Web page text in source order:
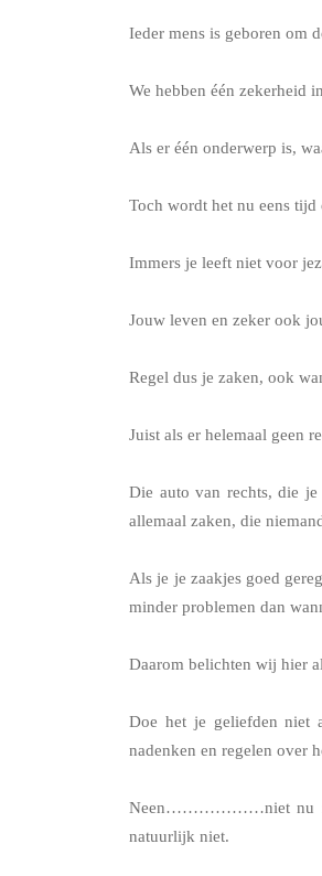
Ieder mens is geboren om
We hebben één zekerheid
Als er één onderwerp is,
Toch wordt het nu eens
Immers je leeft niet voor
Jouw leven en zeker ook
Regel dus je zaken, ook
Juist als er helemaal geen
Die auto van rechts, die
allemaal zaken, die
Als je je zaakjes goed
minder problemen dan
Daarom belichten wij hier
Doe het je geliefden niet
nadenken en regelen over
Neen………………niet nu
natuurlijk niet.